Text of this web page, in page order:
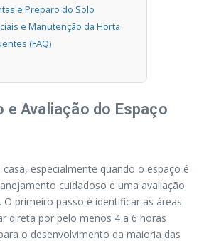
e Preparo do Solo
e Manutenção da Horta
(FAQ)
e Avaliação do Espaço
especialmente quando o espaço é
cuidadoso e uma avaliação
primeiro passo é identificar as áreas
direta por pelo menos 4 a 6 horas
o desenvolvimento da maioria das